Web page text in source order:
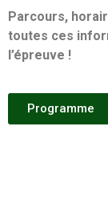
Parcours,
toutes ces
l’épreuve !
Programme